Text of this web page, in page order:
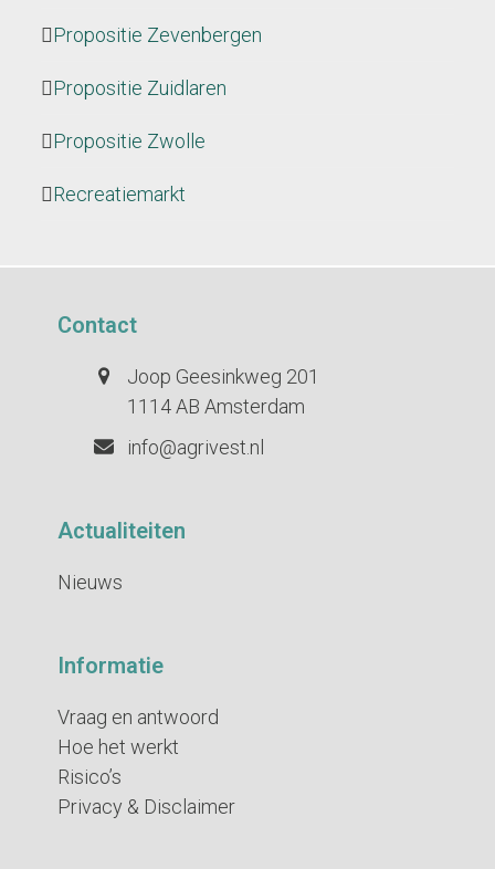
Propositie Zevenbergen
Propositie Zuidlaren
Propositie Zwolle
Recreatiemarkt
Contact
Joop Geesinkweg 201
1114 AB Amsterdam
info@agrivest.nl
Actualiteiten
Nieuws
Informatie
Vraag en antwoord
Hoe het werkt
Risico’s
Privacy & Disclaimer